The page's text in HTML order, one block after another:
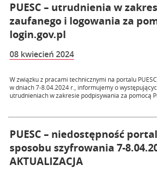
PUESC – utrudnienia w
zaufanego i logowania za
login.gov.pl
08 kwiecień 2024
W związku z pracami technicznymi na portalu
w dniach 7-8.04.2024 r., informujemy o
utrudnieniach w zakresie podpisywania za pomocą
PUESC – niedostępność
sposobu szyfrowania 7-
AKTUALIZACJA